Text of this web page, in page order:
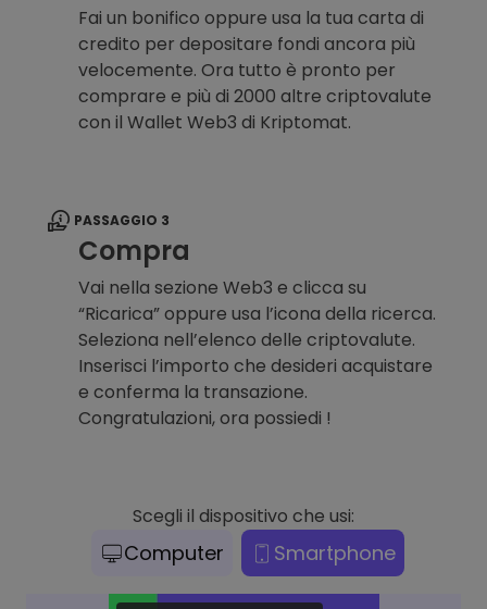
Fai un bonifico oppure usa la tua carta di
credito per depositare fondi ancora più
velocemente. Ora tutto è pronto per
comprare e più di 2000 altre criptovalute
con il Wallet Web3 di Kriptomat.
PASSAGGIO 3
Compra
Vai nella sezione Web3 e clicca su
“Ricarica” oppure usa l’icona della ricerca.
Seleziona nell’elenco delle criptovalute.
Inserisci l’importo che desideri acquistare
e conferma la transazione.
Congratulazioni, ora possiedi !
Scegli il dispositivo che usi:
Computer Smartphone